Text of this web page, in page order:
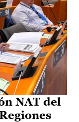
NAT del